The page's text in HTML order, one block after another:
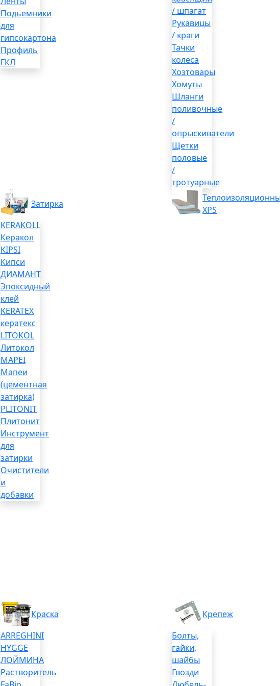
Подьемники
для
гипсокартона
Профиль
ГКЛ
/ шпагат
Рукавицы
/ краги
Тачки
колеса
Хозтовары
Хомуты
Шланги
поливочные
/
опрыскиватели
Щетки
половые
/
тротуарные
Затирка
KERAKOLL
Керакол
KIPSI
Кипси
ДИАМАНТ
Эпоксидный
клей
KERATEX
кератекс
LITOKOL
Литокол
MAPEI
Мапеи
(цементная
затирка)
PLITONIT
Плитонит
Инструмент
для
затирки
Очистители
и
добавки
XPS
Краска
ARREGHINI
HYGGE
ЛОЙМИНА
Растворитель
Крепеж
Болты,
гайки,
шайбы
Гвозди